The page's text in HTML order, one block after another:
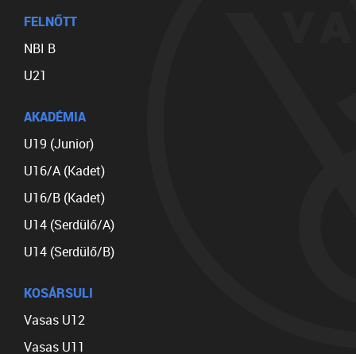
FELNŐTT
NBI B
U21
AKADÉMIA
U19 (Junior)
U16/A (Kadet)
U16/B (Kadet)
U14 (Serdülő/A)
U14 (Serdülő/B)
KOSÁRSULI
Vasas U12
Vasas U11